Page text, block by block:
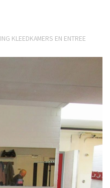
KLEEDKAMERS EN ENTREE